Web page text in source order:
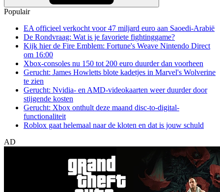
Populair
EA officieel verkocht voor 47 miljard euro aan Saoedi-Arabië
De Rondvraag: Wat is je favoriete fightinggame?
Kijk hier de Fire Emblem: Fortune's Weave Nintendo Direct
om 16:00
Xbox-consoles nu 150 tot 200 euro duurder dan voorheen
Gerucht: James Howletts blote kadetjes in Marvel's Wolverine
te zien
Gerucht: Nvidia- en AMD-videokaarten weer duurder door
stijgende kosten
Gerucht: Xbox onthult deze maand disc-to-digital-
functionaliteit
Roblox gaat helemaal naar de kloten en dat is jouw schuld
AD